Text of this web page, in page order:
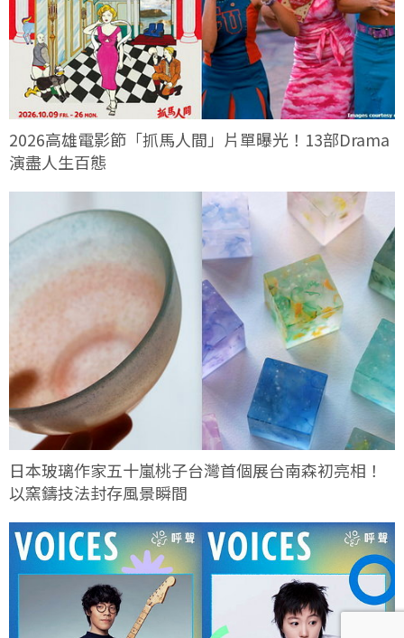
2026高雄電影節「抓馬人間」片單曝光！13部Drama
演盡人生百態
日本玻璃作家五十嵐桃子台灣首個展台南森初亮相！
以窯鑄技法封存風景瞬間